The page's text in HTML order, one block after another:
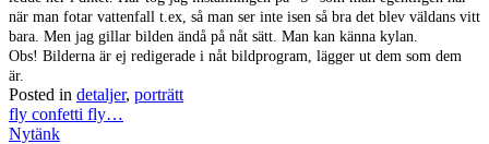
när man fotar vattenfall t.ex, så man ser inte isen så bra det blev väldans vitt
bara. Men jag gillar bilden ändå på nåt sätt. Man kan känna kylan.
Obs! Bilderna är ej redigerade i nåt bildprogram, lägger ut dem som dem
är.
Posted in detaljer, porträtt
Post
navigation
fly confetti fly…
Nytänk